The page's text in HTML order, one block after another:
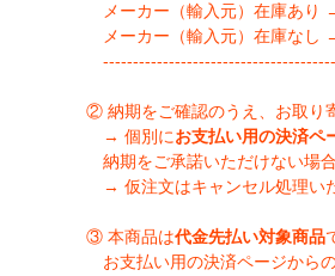
メーカー（輸入元）在庫あり
メーカー（輸入元）在庫なし
② 納期をご確認のうえ、お取り
→ 個別にお支払い用の決済ペ
納期をご承諾いただけない場合
→ 仮注文はキャンセル処理い
③ 本商品は代金先払い対象商品
お支払い用の決済ページから